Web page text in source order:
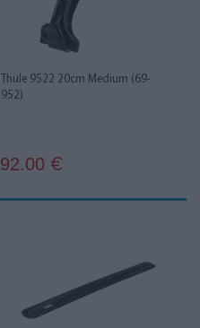
Thule 9522 20cm Medium (69-
952)
92.00 €